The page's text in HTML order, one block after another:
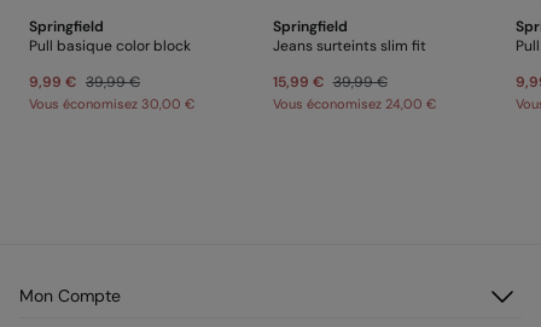
Springfield
Pull basique color block
9,99 € 39,99 €
Vous économisez 30,00 €
Springfield
Jeans surteints slim fit
15,99 € 39,99 €
Vous économisez 24,00 €
Mon Compte